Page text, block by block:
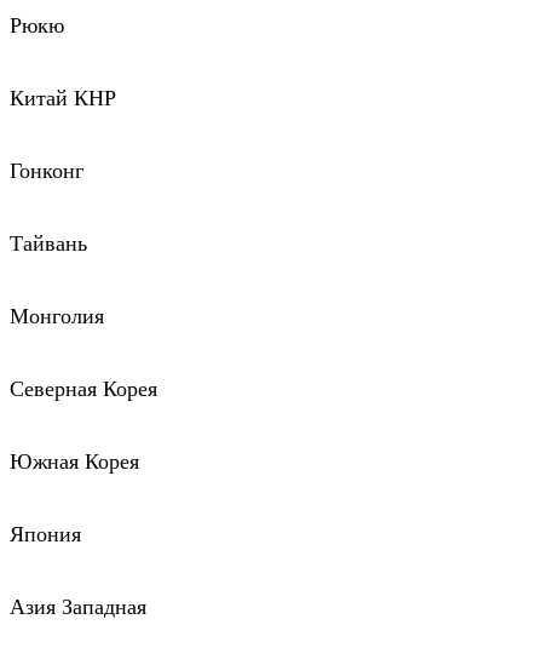
Рюкю
Китай КНР
Гонконг
Тайвань
Монголия
Северная Корея
Южная Корея
Япония
Азия Западная